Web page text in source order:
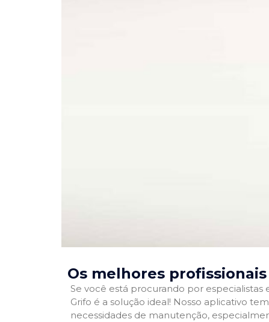
Os melhores
Se você está procurando por especialistas
Grifo é a solução ideal! Nosso aplicativo
necessidades de manutenção,